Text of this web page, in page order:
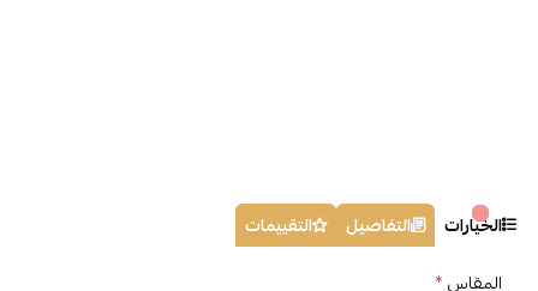
الخيارات التفاصيل
التقييمات
المقاس*